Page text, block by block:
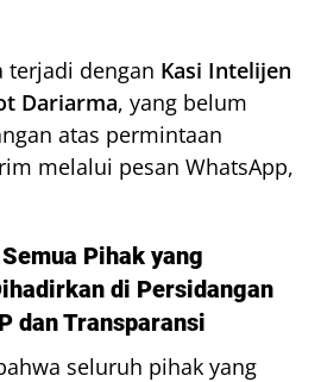
terjadi dengan Kasi Intelijen
Dariarma, yang belum
atas permintaan
melalui pesan WhatsApp,
Pihak yang
di Persidangan
dan Transparansi
seluruh pihak yang